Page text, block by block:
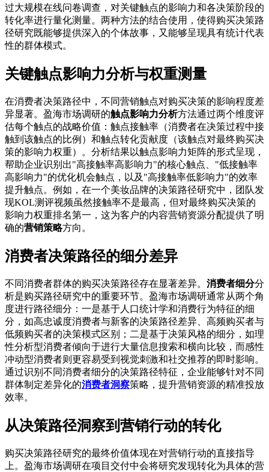
过大规模在线问卷调查，对关键触点的影响力和各决策阶段的
转化率进行量化测量。两种方法的结合使用，使得购买决策路
径研究既能够提供深入的个体故事，又能够呈现具有统计代表
性的群体模式。
关键触点影响力分析与权重测量
在消费者决策路径中，不同营销触点对购买决策的影响程度差
异显著。盈海市场调研的触点影响力分析方法通过两个维度评
估每个触点的战略价值：触点接触率（消费者在决策过程中接
触到该触点的比例）和触点转化贡献度（该触点对最终购买决
策的影响力权重）。分析结果以触点影响力矩阵的形式呈现，
帮助企业识别出"高接触率高影响力"的核心触点、"低接触率
高影响力"的优化机会触点，以及"高接触率低影响力"的效率
提升触点。例如，在一个美妆品牌的决策路径研究中，团队发
现KOL测评视频虽然接触率不是最高，但对最终购买决策的
影响力权重排名第一，这为客户的内容营销资源分配提供了明
确的营销策略方向。
消费者决策路径的细分差异
不同消费者群体的购买决策路径存在显著差异。 消费者细分分
析是购买路径研究中的重要环节。盈海市场调研通常从两个角
度进行路径细分：一是基于人口统计学和消费行为特征的细
分，如高忠诚度消费者与新客的决策路径差异、高频购买者与
低频购买者的决策模式区别；二是基于决策风格的细分，如理
性分析型消费者倾向于进行大量信息搜索和横向比较，而感性
冲动型消费者则更容易受到视觉刺激和社交推荐的即时影响。
通过识别不同消费者细分的决策路径特征，企业能够针对不同
群体制定差异化的消费者洞察策略，提升营销资源的精准投放
效率。
从决策路径洞察到营销行动的转化
购买决策路径研究的最终价值体现在对营销行动的直接指导
上。盈海市场调研在项目交付中会将研究发现转化为具体的营